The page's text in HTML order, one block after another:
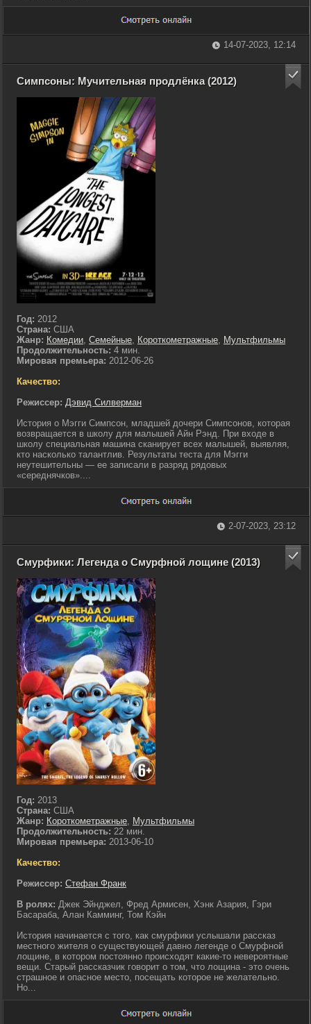
14-07-2023, 12:14
Симпсоны: Мучительная продлёнка (2012)
Год: 2012
Страна: США
Жанр: Комедии, Семейные, Короткометражные, Мультфильмы
Продолжительность: 4 мин.
Мировая премьера: 2012-06-26
Качество:
Режиссер: Дэвид Силверман
История о Мэгги Симпсон, младшей дочери Симпсонов, которая
возвращается в школу для малышей Айн Рэнд. При входе в
школу специальная машина сканирует всех малышей, выявляя,
кто насколько талантлив. Результаты теста для Мэгги
неутешительны — ее записали в разряд рядовых
«середнячков»....
2-07-2023, 23:12
Смурфики: Легенда о Смурфной лощине (2013)
Год: 2013
Страна: США
Жанр: Короткометражные, Мультфильмы
Продолжительность: 22 мин.
Мировая премьера: 2013-06-10
Качество:
Режиссер: Стефан Франк
В ролях: Джек Эйнджел, Фред Армисен, Хэнк Азария, Гэри
Басараба, Алан Камминг, Том Кэйн
История начинается с того, как смурфики услышали рассказ
местного жителя о существующей давно легенде о Смурфной
лощине, в котором постоянно происходят какие-то невероятные
вещи. Старый рассказчик говорит о том, что лощина - это очень
страшное и опасное место, посещать которое не желательно.
Но...